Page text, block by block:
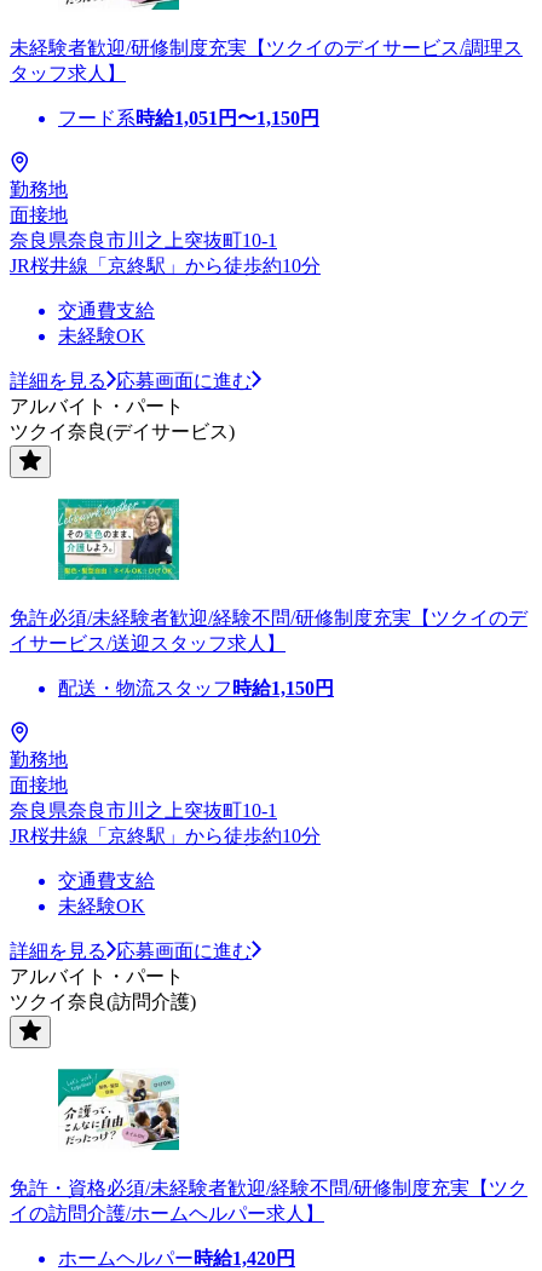
未経験者歓迎/研修制度充実【ツクイのデイサービス/調理ス
タッフ求人】
フード系時給1,051 円〜1,150円
勤務地
面接地
奈良県奈良市川之上突抜町10-1
JR桜井線「京終駅」から徒歩約10分
交通費支給
未経験OK
詳細を見る
応募画面に進む
アルバイト・パート
ツクイ奈良(デイサービス)
免許必須/未経験者歓迎/経験不問/研修制度充実【ツクイのデ
イサービス/送迎スタッフ求人】
配送・物流スタッフ 時給1,150円
勤務地
面接地
奈良県奈良市川之上突抜町10-1
JR桜井線「京終駅」から徒歩約10分
交通費支給
未経験OK
詳細を見る
応募画面に進む
アルバイト・パート
ツクイ奈良(訪問介護)
免許・資格必須/未経験者歓迎/経験不問/研修制度充実【ツク
イの訪問介護/ホームヘルパー求人】
ホームヘルパー時給1,420円